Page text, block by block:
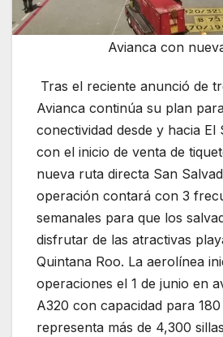
Avianca con
Tras el reciente anunció de
Avianca continúa su plan
conectividad desde y hacia El
con el inicio de venta de
nueva ruta directa San
operación contará con 3
semanales para que los
disfrutar de las atractivas
Quintana Roo. La aerolínea
operaciones el 1 de junio en
A320 con capacidad para
representa más de 4,300